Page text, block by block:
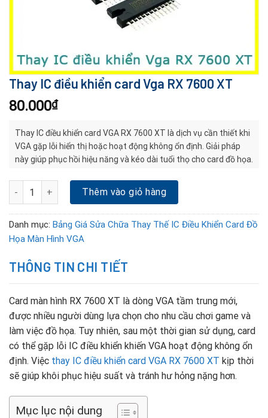
Thay IC điều khiển card Vga RX 7600 XT
80.000₫
Thay IC điều khiển card VGA RX 7600 XT là dịch vụ cần thiết khi
VGA gặp lỗi hiển thị hoặc hoạt động không ổn định. Giải pháp
này giúp phục hồi hiệu năng và kéo dài tuổi thọ cho card đồ họa.
Thay IC điều khiển card Vga RX 7600 XT số lượng
Thêm vào giỏ hàng
Danh mục: Bảng Giá Sửa Chữa Thay Thế IC Điều Khiển Card Đồ
Họa Màn Hình VGA
THÔNG TIN CHI TIẾT
Card màn hình RX 7600 XT là dòng VGA tầm trung mới,
được nhiều người dùng lựa chọn cho nhu cầu chơi game và
làm việc đồ họa. Tuy nhiên, sau một thời gian sử dụng, card
có thể gặp lỗi IC điều khiển khiến VGA hoạt động không ổn
định. Việc thay IC điều khiển card VGA RX 7600 XT kịp thời
sẽ giúp khôi phục hiệu suất và tránh hư hỏng nặng hơn.
Mục lục nội dung